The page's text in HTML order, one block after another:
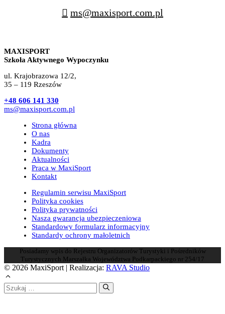
ms@maxisport.com.pl
MAXISPORT
Szkoła Aktywnego Wypoczynku
ul. Krajobrazowa 12/2,
35 – 119 Rzeszów
+48 606 141 330
ms@maxisport.com.pl
Strona główna
O nas
Kadra
Dokumenty
Aktualności
Praca w MaxiSport
Kontakt
Regulamin serwisu MaxiSport
Polityka cookies
Polityka prywatności
Nasza gwarancja ubezpieczeniowa
Standardowy formularz informacyjny
Standardy ochrony małoletnich
Posiadamy wpis do Rejestru Organizatorów Turystyki i Pośredników
Turystycznych Marszałka Województwa Podkarpackiego nr 254/17
© 2026 MaxiSport | Realizacja: RAVA Studio
Szukaj: